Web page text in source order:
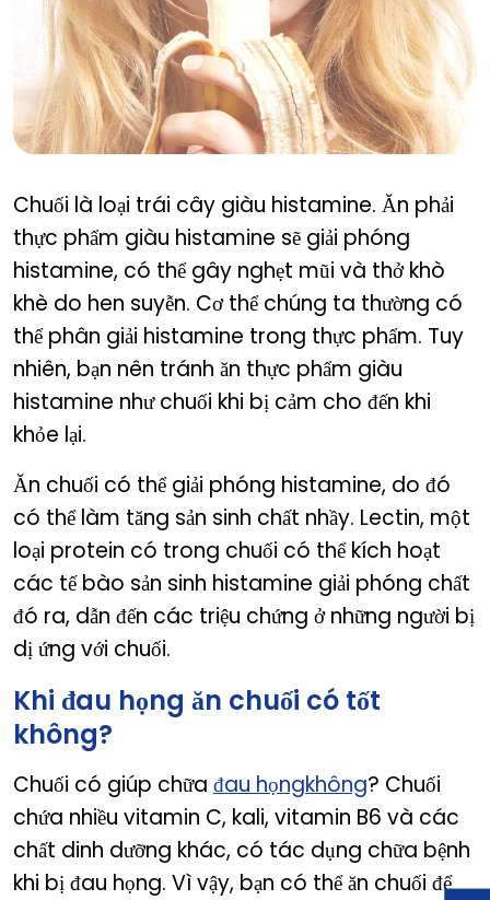
Chuối là loại trái cây giàu histamine. Ăn phải
thực phẩm giàu histamine sẽ giải phóng
histamine, có thể gây nghẹt mũi và thở khò
khè do hen suyễn. Cơ thể chúng ta thường có
thể phân giải histamine trong thực phẩm. Tuy
nhiên, bạn nên tránh ăn thực phẩm giàu
histamine như chuối khi bị cảm cho đến khi
khỏe lại.
Ăn chuối có thể giải phóng histamine, do đó
có thể làm tăng sản sinh chất nhầy. Lectin, một
loại protein có trong chuối có thể kích hoạt
các tế bào sản sinh histamine giải phóng chất
đó ra, dẫn đến các triệu chứng ở những người bị
dị ứng với chuối.
Khi đau họng ăn chuối có tốt
không?
Chuối có giúp chữa đau họngkhông? Chuối
chứa nhiều vitamin C, kali, vitamin B6 và các
chất dinh dưỡng khác, có tác dụng chữa bệnh
khi bị đau họng. Vì vậy, bạn có thể ăn chuối để